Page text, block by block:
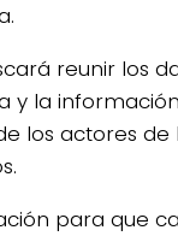
reunir los
y la
los actores de
para que